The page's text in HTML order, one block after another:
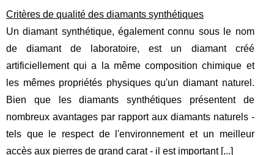
Critères de qualité des diamants synthétiques
Un diamant synthétique, également connu sous le nom
de diamant de laboratoire, est un diamant créé
artificiellement qui a la même composition chimique et
les mêmes propriétés physiques qu'un diamant naturel.
Bien que les diamants synthétiques présentent de
nombreux avantages par rapport aux diamants naturels -
tels que le respect de l'environnement et un meilleur
accès aux pierres de grand carat - il est important [ ...